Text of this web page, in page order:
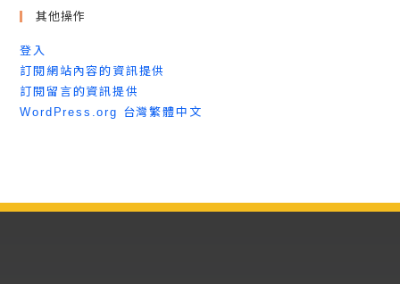
其他操作
登入
訂閱網站內容的資訊提供
訂閱留言的資訊提供
WordPress.org 台灣繁體中文